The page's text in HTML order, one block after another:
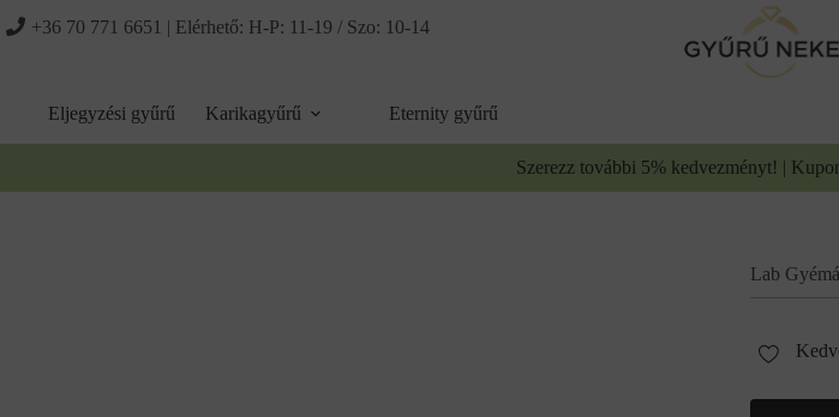
a
+36 70 771 6651 | Elérhető: H-P: 11-19 / Szo: 10-14
Eljegyzési gyűrű Karikagyűrű Eternity gyűrű
Szerezz további 5% kedvezményt! |
Lab